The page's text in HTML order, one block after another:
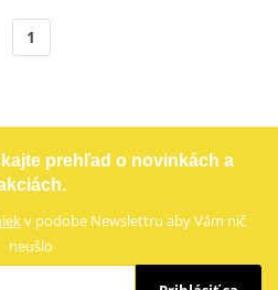
1
prehľad o novinkách a
v podobe Newslettru aby Vám nič
neušlo